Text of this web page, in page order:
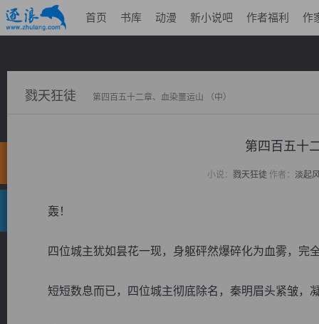
首页 书库 动漫 新小说吧 作者福利 作
戮天狂徒 第四百五十二章、血染噩运山 （中）
第四百五十
小说： 戮天狂徒作者： 淡起
轰！
四位城主犹如昙花一现，身躯砰然爆碎化为血雾，完
短短数息而已，四位城主彻底除名，秦明眉头紧皱，